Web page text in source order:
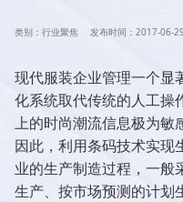
类别：行业聚焦 发布时间：2017-06-
现代服装企业管理一个显
化系统取代传统的人工操
上的时尚潮流信息极为敏
因此，利用条码技术实现
业的生产制造过程，一般
生产、按市场预测的计划